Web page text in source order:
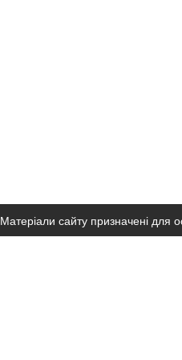
Матеріали сайту призначені для